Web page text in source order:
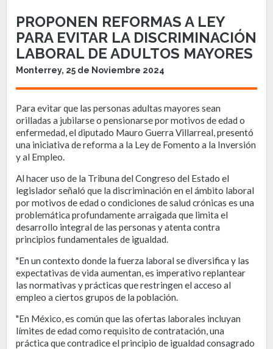
PROPONEN REFORMAS A LEY
PARA EVITAR LA DISCRIMINACIÓN
LABORAL DE ADULTOS MAYORES
Monterrey, 25 de Noviembre 2024
Para evitar que las personas adultas mayores sean
orilladas a jubilarse o pensionarse por motivos de edad o
enfermedad, el diputado Mauro Guerra Villarreal, presentó
una iniciativa de reforma a la Ley de Fomento a la Inversión
y al Empleo.
Al hacer uso de la Tribuna del Congreso del Estado el
legislador señaló que la discriminación en el ámbito laboral
por motivos de edad o condiciones de salud crónicas es una
problemática profundamente arraigada que limita el
desarrollo integral de las personas y atenta contra
principios fundamentales de igualdad.
"En un contexto donde la fuerza laboral se diversifica y las
expectativas de vida aumentan, es imperativo replantear
las normativas y prácticas que restringen el acceso al
empleo a ciertos grupos de la población.
"En México, es común que las ofertas laborales incluyan
límites de edad como requisito de contratación, una
práctica que contradice el principio de igualdad consagrado